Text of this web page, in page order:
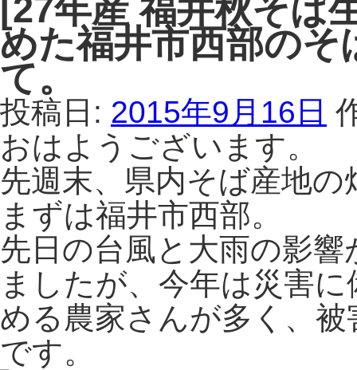
[27年産 福井秋そば
めた福井市西部の
て。
投稿日: 2015年9月16日
おはようございます。
先週末、県内そば産地
まずは福井市西部。
先日の台風と大雨の影
ましたが、今年は災害
める農家さんが多く、
です。